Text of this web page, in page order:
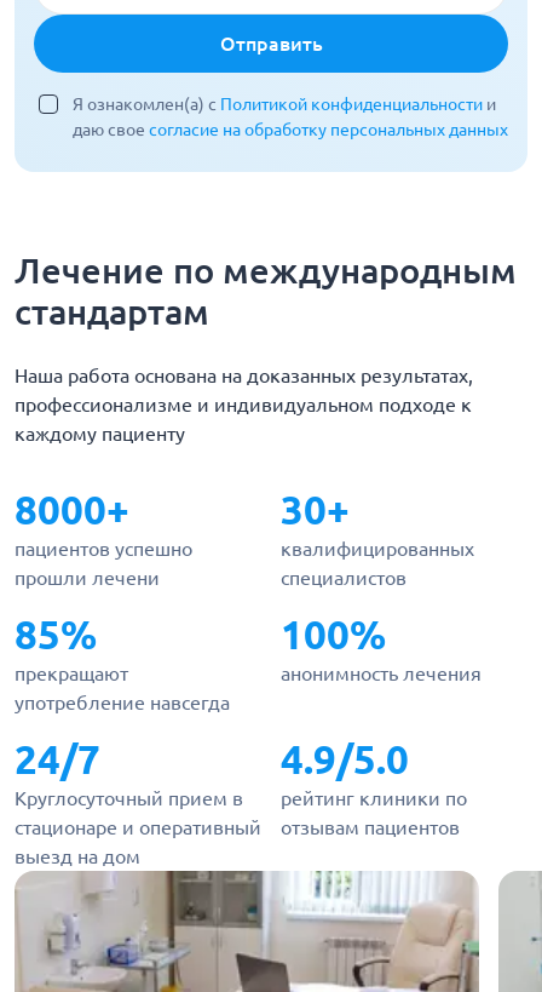
Отправить
Я ознакомлен(а) с Политикой конфиденциальности и
даю свое согласие на обработку персональных данных
Лечение по международным
стандартам
Наша работа основана на доказанных результатах,
профессионализме и индивидуальном подходе к
каждому пациенту
8000+
пациентов успешно
прошли лечени
30+
квалифицированных
специалистов
85%
прекращают
употребление навсегда
100%
анонимность лечения
24/7
Круглосуточный прием в
стационаре и оперативный
выезд на дом
4.9/5.0
рейтинг клиники по
отзывам пациентов